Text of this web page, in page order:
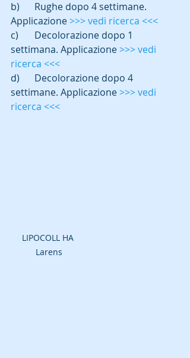
b)	Rughe dopo 4 settimane.
Applicazione >>> vedi ricerca <<<
c)	Decolorazione dopo 1
settimana. Applicazione >>> vedi
ricerca <<<
d)	Decolorazione dopo 4
settimane. Applicazione >>> vedi
ricerca <<<
LIPOCOLL HA
Larens